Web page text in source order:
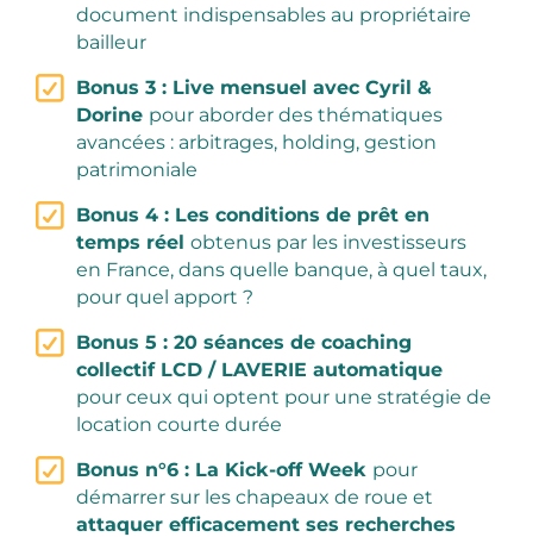
document indispensables au propriétaire
bailleur
Bonus 3 : Live mensuel avec Cyril &
Dorine pour aborder des thématiques
avancées : arbitrages, holding, gestion
patrimoniale
Bonus 4 : Les conditions de prêt en
temps réel obtenus par les investisseurs
en France, dans quelle banque, à quel taux,
pour quel apport ?
Bonus 5 : 20 séances de coaching
collectif LCD / LAVERIE automatique
pour ceux qui optent pour une stratégie de
location courte durée
Bonus n°6 : La Kick-off Week pour
démarrer sur les chapeaux de roue et
attaquer efficacement ses recherches